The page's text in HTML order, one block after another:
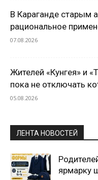
В Караганде старым
рациональное
07.08.2026
Жителей «Кунгея» и
пока не отключать
05.08.2026
ЛЕНТА НОВОСТЕЙ
ярмарку